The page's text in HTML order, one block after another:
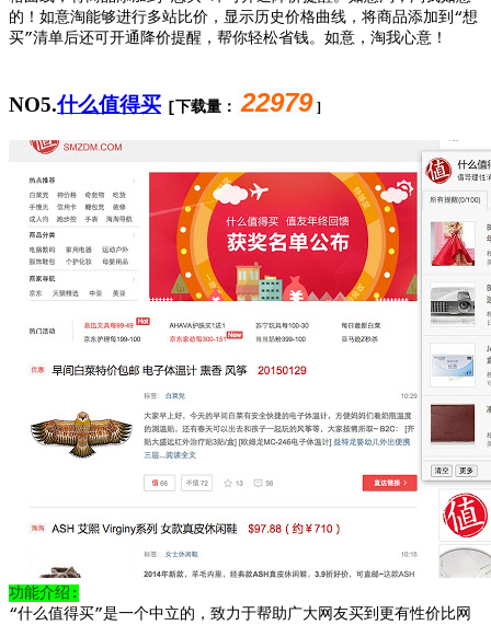
的！如意淘能够进行多站比价，显示历史价格曲线，将商品添加到“想
买”清单后还可开通降价提醒，帮你轻松省钱。如意，淘我心意！
NO5.什么值得买 [下载量： 22979 ]
功能介绍:
“什么值得买”是一个中立的，致力于帮助广大网友买到更有性价比网